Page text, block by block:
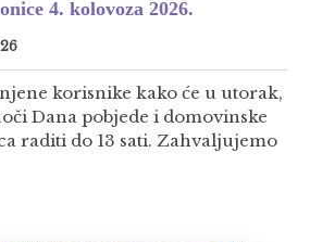
4. kolovoza 2026.
korisnike kako će u utorak,
Dana pobjede i domovinske
raditi do 13 sati. Zahvaljujemo